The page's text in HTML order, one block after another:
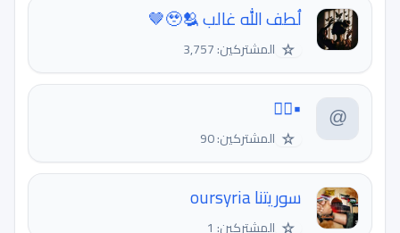
لُطف الله غالب 🥹🫂🤎
☆ المشتركين: 3,757
▪️👇🏻
☆ المشتركين: 90
سوريتنا oursyria
المشتركين: 1